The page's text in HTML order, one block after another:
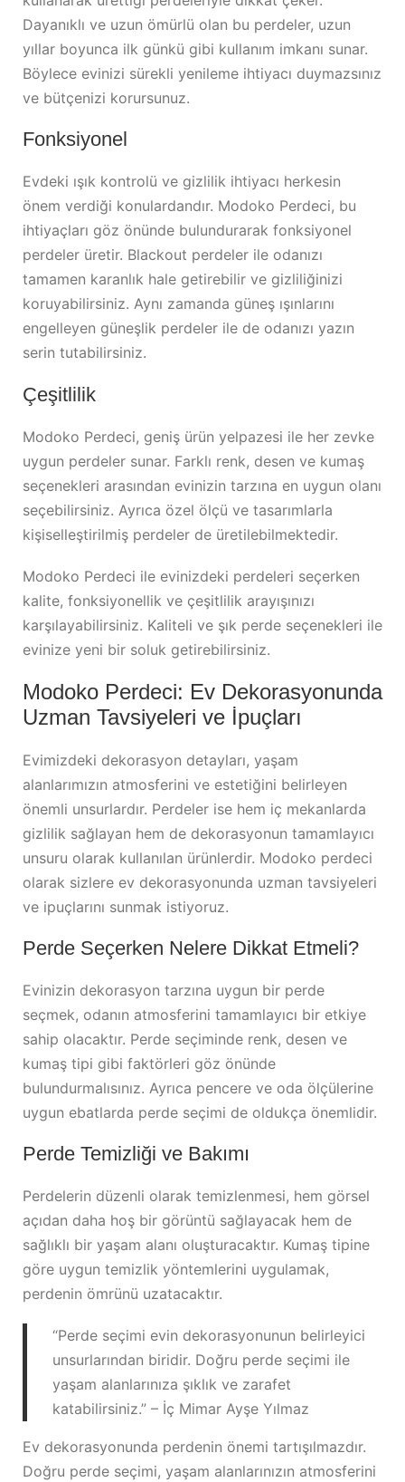
Dayanıklı ve uzun ömürlü olan bu perdeler, uzun
yıllar boyunca ilk günkü gibi kullanım imkanı sunar.
Böylece evinizi sürekli yenileme ihtiyacı duymazsınız
ve bütçenizi korursunuz.
Fonksiyonel
Evdeki ışık kontrolü ve gizlilik ihtiyacı herkesin
önem verdiği konulardandır. Modoko Perdeci, bu
ihtiyaçları göz önünde bulundurarak fonksiyonel
perdeler üretir. Blackout perdeler ile odanızı
tamamen karanlık hale getirebilir ve gizliliğinizi
koruyabilirsiniz. Aynı zamanda güneş ışınlarını
engelleyen güneşlik perdeler ile de odanızı yazın
serin tutabilirsiniz.
Çeşitlilik
Modoko Perdeci, geniş ürün yelpazesi ile her zevke
uygun perdeler sunar. Farklı renk, desen ve kumaş
seçenekleri arasından evinizin tarzına en uygun olanı
seçebilirsiniz. Ayrıca özel ölçü ve tasarımlarla
kişiselleştirilmiş perdeler de üretilebilmektedir.
Modoko Perdeci ile evinizdeki perdeleri seçerken
kalite, fonksiyonellik ve çeşitlilik arayışınızı
karşılayabilirsiniz. Kaliteli ve şık perde seçenekleri ile
evinize yeni bir soluk getirebilirsiniz.
Modoko Perdeci: Ev Dekorasyonunda
Uzman Tavsiyeleri ve İpuçları
Evimizdeki dekorasyon detayları, yaşam
alanlarımızın atmosferini ve estetiğini belirleyen
önemli unsurlardır. Perdeler ise hem iç mekanlarda
gizlilik sağlayan hem de dekorasyonun tamamlayıcı
unsuru olarak kullanılan ürünlerdir. Modoko perdeci
olarak sizlere ev dekorasyonunda uzman tavsiyeleri
ve ipuçlarını sunmak istiyoruz.
Perde Seçerken Nelere Dikkat Etmeli?
Evinizin dekorasyon tarzına uygun bir perde
seçmek, odanın atmosferini tamamlayıcı bir etkiye
sahip olacaktır. Perde seçiminde renk, desen ve
kumaş tipi gibi faktörleri göz önünde
bulundurmalısınız. Ayrıca pencere ve oda ölçülerine
uygun ebatlarda perde seçimi de oldukça önemlidir.
Perde Temizliği ve Bakımı
Perdelerin düzenli olarak temizlenmesi, hem görsel
açıdan daha hoş bir görüntü sağlayacak hem de
sağlıklı bir yaşam alanı oluşturacaktır. Kumaş tipine
göre uygun temizlik yöntemlerini uygulamak,
perdenin ömrünü uzatacaktır.
“Perde seçimi evin dekorasyonunun belirleyici
unsurlarından biridir. Doğru perde seçimi ile
yaşam alanlarınıza şıklık ve zarafet
katabilirsiniz.” – İç Mimar Ayşe Yılmaz
Ev dekorasyonunda perdenin önemi tartışılmazdır.
Doğru perde seçimi, yaşam alanlarınızın atmosferini